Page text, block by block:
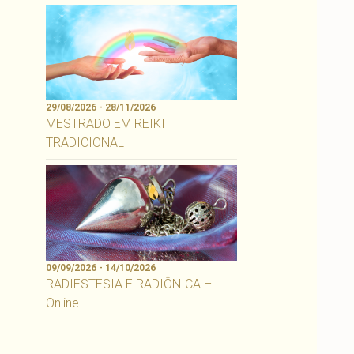
29/08/2026 - 28/11/2026
MESTRADO EM REIKI
TRADICIONAL
09/09/2026 - 14/10/2026
RADIESTESIA E RADIÔNICA –
Online